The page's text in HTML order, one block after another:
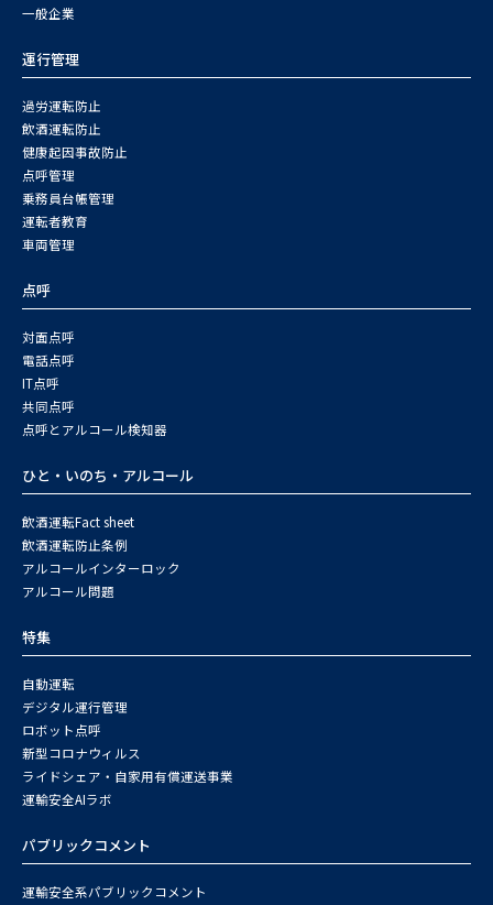
一般企業
運行管理
過労運転防止
飲酒運転防止
健康起因事故防止
点呼管理
乗務員台帳管理
運転者教育
車両管理
点呼
対面点呼
電話点呼
IT点呼
共同点呼
点呼とアルコール検知器
ひと・いのち・アルコール
飲酒運転Fact sheet
飲酒運転防止条例
アルコールインターロック
アルコール問題
特集
自動運転
デジタル運行管理
ロボット点呼
新型コロナウィルス
ライドシェア・自家用有償運送事業
運輸安全AIラボ
パブリックコメント
運輸安全系パブリックコメント